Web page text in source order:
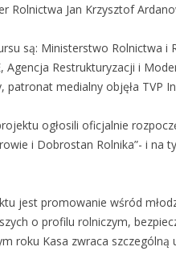
Rolnictwa Jan Krzysztof
są: Ministerstwo Rolnictwa
Agencja Restrukturyzacji i
patronat medialny objęła TVP
ogłosili oficjalnie
i Dobrostan Rolnika”- i na
jest promowanie wśród
o profilu rolniczym,
roku Kasa zwraca